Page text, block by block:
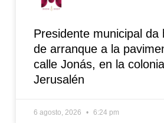
Presidente municipal da
de arranque a la
calle Jonás, en la
Jerusalén
6 agosto, 2026 6:24 pm